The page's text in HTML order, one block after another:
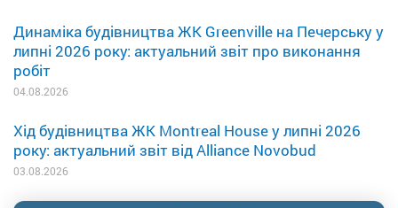
Динаміка будівництва ЖК Greenville на Печерську у
липні 2026 року: актуальний звіт про виконання
робіт
04.08.2026
Хід будівництва ЖК Montreal House у липні 2026
року: актуальний звіт від Alliance Novobud
03.08.2026